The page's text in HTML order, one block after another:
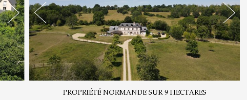
PROPRIÉTÉ NORMANDE SUR 9 HECTARES